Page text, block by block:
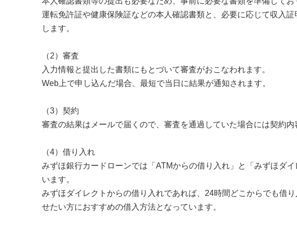
運転免許証や健康保険証などの本人確認書類と、必要に応じて収入
します。
（2）審査
入力情報と提出した書類にもとづいて審査がおこなわれます。
Web上で申し込んだ場合、最短で当日に結果が通知されます。
（3）契約
審査の結果はメールで届くので、審査を通過していた場合には契約内
（4）借り入れ
みずほ銀行カードローンでは「ATMからの借り入れ」と「みずほダ
います。
みずほダイレクトからの借り入れであれば、24時間どこからでも借
せたい方におすすめの借入方法となっています。